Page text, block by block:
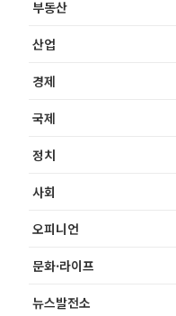
부동산
산업
경제
국제
정치
사회
오피니언
문화·라이프
뉴스발전소